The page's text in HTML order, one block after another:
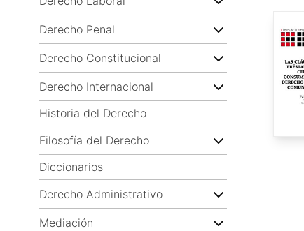
Derecho Penal
Derecho Constitucional
Derecho Internacional
Historia del Derecho
Filosofía del Derecho
Diccionarios
Derecho Administrativo
Mediación